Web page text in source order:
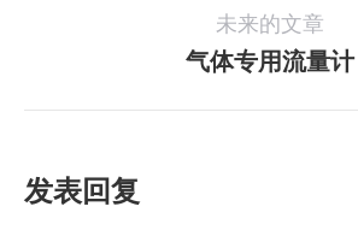
个
项
未来的文章
下
气体专用流量计
发表回复